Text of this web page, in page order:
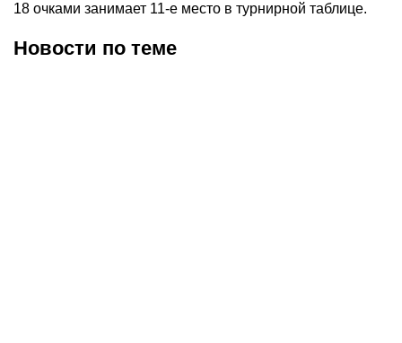
18 очками занимает 11-е место в турнирной таблице.
Новости по теме